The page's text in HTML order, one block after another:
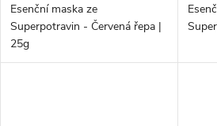
Esenční maska ze
Superpotravin - Červená řepa |
25g